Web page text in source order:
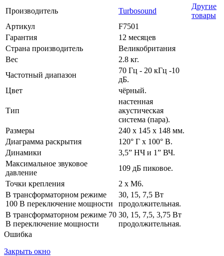
Производитель
Turbosound
Другие
товары
Артикул
F7501
Гарантия
12 месяцев
Страна производитель
Великобритания
Вес
2.8 кг.
Частотный диапазон
70 Гц - 20 кГц -10
дБ.
Цвет
чёрный.
Тип
настенная
акустическая
система (пара).
Размеры
240 x 145 x 148 мм.
Диаграмма раскрытия
120° Г x 100° В.
Динамики
3,5” НЧ и 1” ВЧ.
Максимальное звуковое
давление
109 дБ пиковое.
Точки крепления
2 x M6.
В трансформаторном режиме
100 В переключение мощности
30, 15, 7,5 Вт
продолжительная.
В трансформаторном режиме 70
В переключение мощности
30, 15, 7,5, 3,75 Вт
продолжительная.
Ошибка
Закрыть окно